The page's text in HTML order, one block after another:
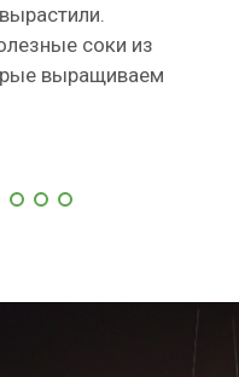
соки из
выращиваем